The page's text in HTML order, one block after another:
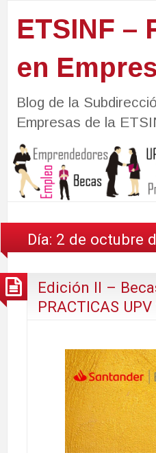
ETSINF –
en
Blog de la
Empresas de la
Día: 2 de octubre
Edición II –
PRACTICAS